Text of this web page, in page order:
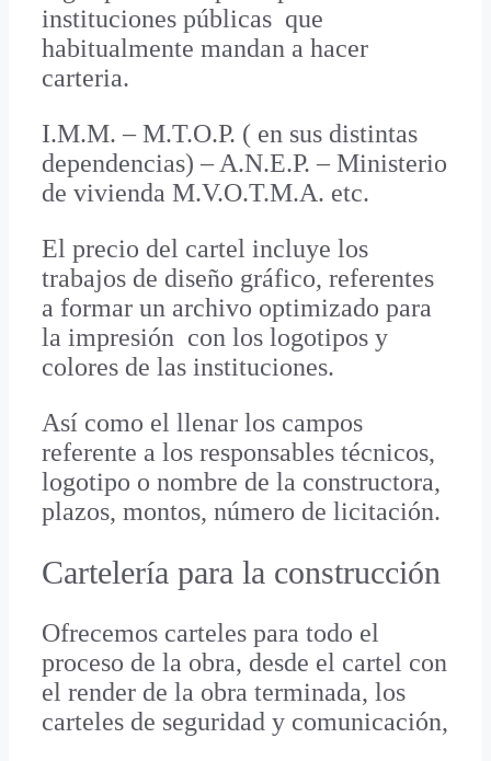
instituciones públicas que
habitualmente mandan a hacer
carteria.
I.M.M. – M.T.O.P. ( en sus distintas
dependencias) – A.N.E.P. – Ministerio
de vivienda M.V.O.T.M.A. etc.
El precio del cartel incluye los
trabajos de diseño gráfico, referentes
a formar un archivo optimizado para
la impresión con los logotipos y
colores de las instituciones.
Así como el llenar los campos
referente a los responsables técnicos,
logotipo o nombre de la constructora,
plazos, montos, número de licitación.
Cartelería para la construcción
Ofrecemos carteles para todo el
proceso de la obra, desde el cartel con
el render de la obra terminada, los
carteles de seguridad y comunicación,